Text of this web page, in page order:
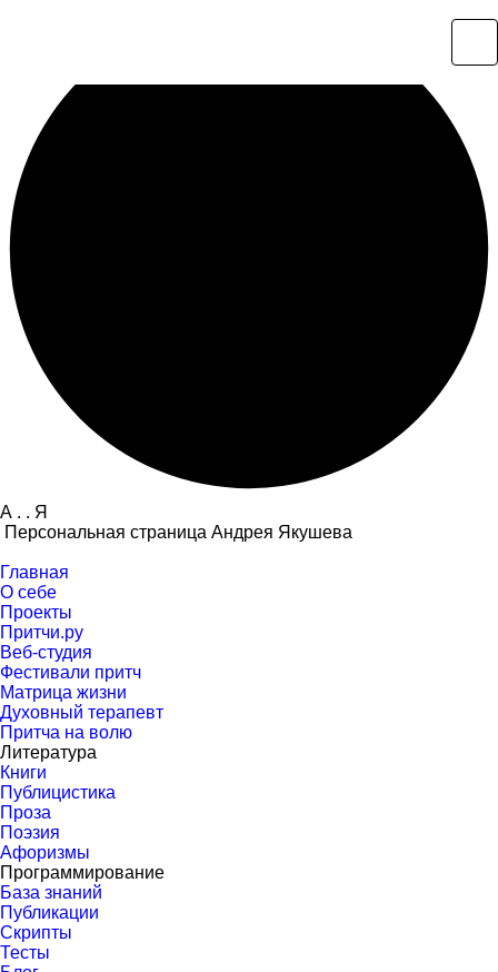
А . . Я
Персональная страница Андрея Якушева
Главная
О себе
Проекты
Притчи.ру
Веб-студия
Фестивали притч
Матрица жизни
Духовный терапевт
Притча на волю
Литература
Книги
Публицистика
Проза
Поэзия
Афоризмы
Программирование
База знаний
Публикации
Скрипты
Тесты